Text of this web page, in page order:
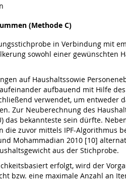
(Methode C)
in Verbindung mit
sowohl einer gewünschten
auf Haushaltssowie
aufbauend mit Hilfe
verwendet, um
Zur Neuberechnung des
das bekannteste sein dürfte.
zuvor mittels IPF-Algorithmus
Mohammadian 2010 [10]
aus der Stichprobe.
erfolgt, wird der
bzw. eine maximale Anzahl an